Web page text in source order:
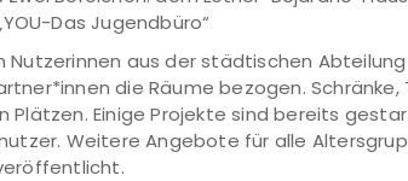
Das Jugendbüro“
Nutzerinnen aus der städtischen Abteilung
die Räume bezogen. Schränke,
Einige Projekte sind bereits
Weitere Angebote für alle